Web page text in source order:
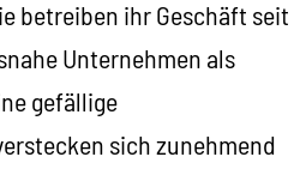
betreiben ihr Geschäft seit
Unternehmen als
gefällige
sich zunehmend